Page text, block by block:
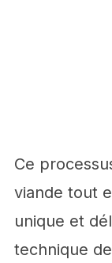
Ce
viande tout
unique et
technique